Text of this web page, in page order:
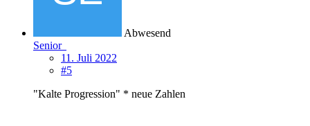
Abwesend
Senior
11. Juli 2022
#5
"Kalte Progression" * neue Zahlen